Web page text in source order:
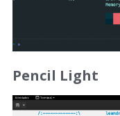
Pencil Light